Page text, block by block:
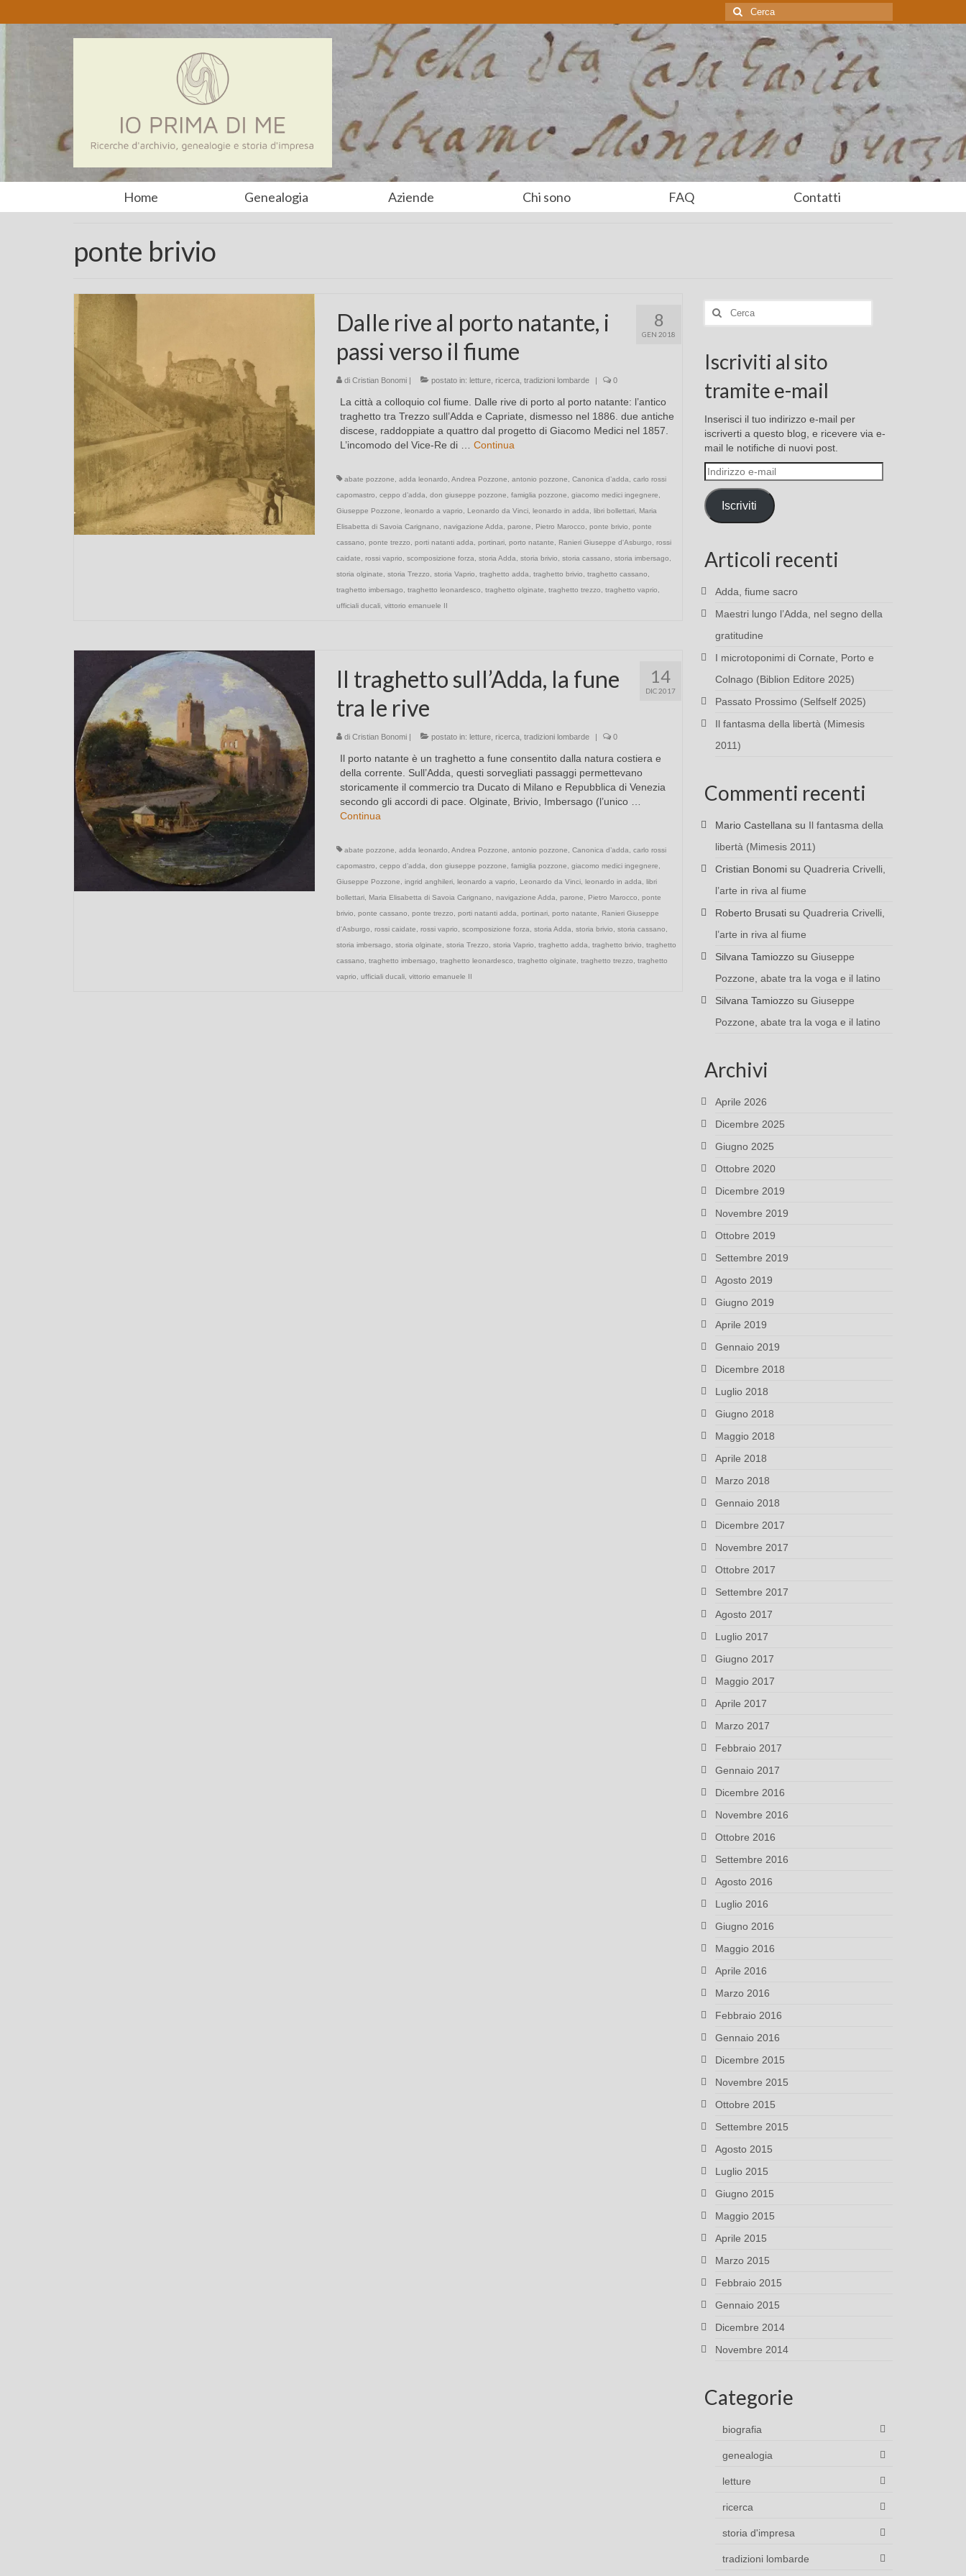
Cerca:
Home Genealogia Aziende Chi sono FAQ Contatti
ponte brivio
8
GEN 2018
Dalle rive al porto natante, i
passi verso il fiume
di Cristian Bonomi| postato in: letture, ricerca, tradizioni lombarde | 0
La città a colloquio col fiume. Dalle rive di porto al porto natante: l’antico
traghetto tra Trezzo sull’Adda e Capriate, dismesso nel 1886. due antiche
discese, raddoppiate a quattro dal progetto di Giacomo Medici nel 1857.
L’incomodo del Vice-Re di … Continua
abate pozzone adda leonardo Andrea Pozzone antonio pozzone Canonica d’adda
carlo rossi
capomastro
ceppo d’adda don giuseppe pozzone famiglia pozzone giacomo medici ingegnere
Giuseppe Pozzone
leonardo a vaprio Leonardo da Vinci, leonardo in adda libri bollettari,
Maria
Elisabetta di Savoia Carignano
navigazione Adda parone Pietro Marocco ponte brivio
ponte
cassano
ponte trezzo porti natanti adda portinari, porto natante Ranieri Giuseppe d'Asburgo
rossi
caidate
rossi vaprio scomposizione forza storia Adda storia brivio storia cassano storia imbersago
storia olginate
storia Trezzo storia Vaprio traghetto adda traghetto brivio traghetto cassano
traghetto imbersago
traghetto leonardesco traghetto olginate traghetto trezzo traghetto vaprio
ufficiali ducali, vittorio emanuele II
14
DIC 2017
Il traghetto sull’Adda, la fune
tra le rive
di Cristian Bonomi| postato in: letture, ricerca, tradizioni lombarde | 0
Il porto natante è un traghetto a fune consentito dalla natura costiera e
della corrente. Sull’Adda, questi sorvegliati passaggi permettevano
storicamente il commercio tra Ducato di Milano e Repubblica di Venezia
secondo gli accordi di pace. Olginate, Brivio, Imbersago (l’unico …
Continua
abate pozzone adda leonardo Andrea Pozzone antonio pozzone Canonica d’adda
carlo rossi
capomastro
ceppo d’adda don giuseppe pozzone famiglia pozzone giacomo medici ingegnere
Giuseppe Pozzone
ingrid anghileri, leonardo a vaprio Leonardo da Vinci, leonardo in adda
libri
bollettari, Maria Elisabetta di Savoia Carignano navigazione Adda parone Pietro Marocco
ponte
brivio
ponte cassano ponte trezzo porti natanti adda portinari, porto natante
Ranieri Giuseppe
d'Asburgo
rossi caidate rossi vaprio scomposizione forza storia Adda storia brivio storia cassano
storia imbersago
storia olginate storia Trezzo storia Vaprio traghetto adda traghetto brivio
traghetto
cassano
traghetto imbersago traghetto leonardesco traghetto olginate traghetto trezzo
traghetto
vaprio
ufficiali ducali, vittorio emanuele II
Cerca:
Iscriviti al sito
tramite e-mail
Inserisci il tuo indirizzo e-mail per
iscriverti a questo blog, e ricevere via e-
mail le notifiche di nuovi post.
Indirizzo
e-
mail
Iscriviti
Articoli recenti
Adda, fiume sacro
Maestri lungo l’Adda, nel segno della
gratitudine
I microtoponimi di Cornate, Porto e
Colnago (Biblion Editore 2025)
Passato Prossimo (Selfself 2025)
Il fantasma della libertà (Mimesis
2011)
Commenti recenti
Mario Castellana su Il fantasma della
libertà (Mimesis 2011)
Cristian Bonomisu Quadreria Crivelli,
l’arte in riva al fiume
Roberto Brusatisu Quadreria Crivelli,
l’arte in riva al fiume
Silvana Tamiozzosu Giuseppe
Pozzone, abate tra la voga e il latino
Silvana Tamiozzosu Giuseppe
Pozzone, abate tra la voga e il latino
Archivi
Aprile 2026
Dicembre 2025
Giugno 2025
Ottobre 2020
Dicembre 2019
Novembre 2019
Ottobre 2019
Settembre 2019
Agosto 2019
Giugno 2019
Aprile 2019
Gennaio 2019
Dicembre 2018
Luglio 2018
Giugno 2018
Maggio 2018
Aprile 2018
Marzo 2018
Gennaio 2018
Dicembre 2017
Novembre 2017
Ottobre 2017
Settembre 2017
Agosto 2017
Luglio 2017
Giugno 2017
Maggio 2017
Aprile 2017
Marzo 2017
Febbraio 2017
Gennaio 2017
Dicembre 2016
Novembre 2016
Ottobre 2016
Settembre 2016
Agosto 2016
Luglio 2016
Giugno 2016
Maggio 2016
Aprile 2016
Marzo 2016
Febbraio 2016
Gennaio 2016
Dicembre 2015
Novembre 2015
Ottobre 2015
Settembre 2015
Agosto 2015
Luglio 2015
Giugno 2015
Maggio 2015
Aprile 2015
Marzo 2015
Febbraio 2015
Gennaio 2015
Dicembre 2014
Novembre 2014
Categorie
biografia
genealogia
letture
ricerca
storia d'impresa
tradizioni lombarde